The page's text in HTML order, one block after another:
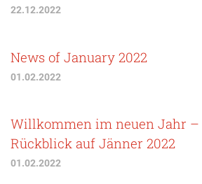
22.12.2022
News of January 2022
01.02.2022
Willkommen im neuen Jahr
Rückblick auf Jänner 2022
01.02.2022